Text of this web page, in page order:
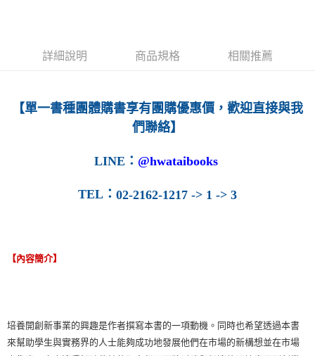
宅配-台灣本島
每筆NT$160
詳細說明 商品規格 相關推薦
【單一書種團體購書享有團購優惠價，歡迎直接與我
們聯絡】
LINE ： @hwataibooks
TEL ： 02-2162-1217 -> 1 -> 3
【內容簡介】
培養開創新事業的興趣是作者撰寫本書的一項動機。同時也希望透過本書
來幫助學生與實務界的人士能夠成功地發展他們在市場的新構想並在市場